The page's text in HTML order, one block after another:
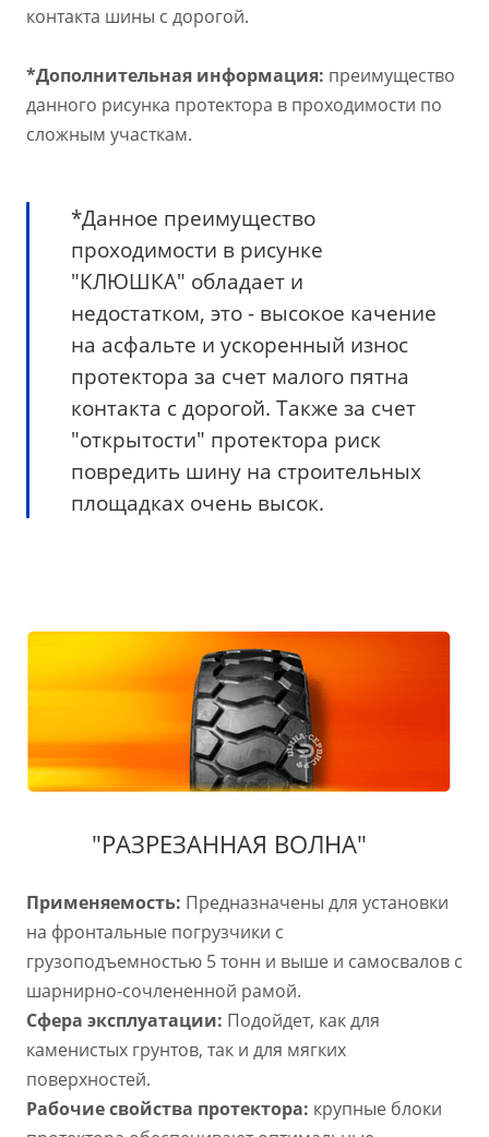
контакта шины с дорогой.
*Дополнительная информация: преимущество
данного рисунка протектора в проходимости по
сложным участкам.
*Данное преимущество
проходимости в рисунке
"КЛЮШКА" обладает и
недостатком, это - высокое качение
на асфальте и ускоренный износ
протектора за счет малого пятна
контакта с дорогой. Также за счет
"открытости" протектора риск
повредить шину на строительных
площадках очень высок.
"РАЗРЕЗАННАЯ ВОЛНА"
Применяемость: Предназначены для установки
на фронтальные погрузчики с
грузоподъемностью 5 тонн и выше и самосвалов с
шарнирно-сочлененной рамой.
Сфера эксплуатации: Подойдет, как для
каменистых грунтов, так и для мягких
поверхностей.
Рабочие свойства протектора: крупные блоки